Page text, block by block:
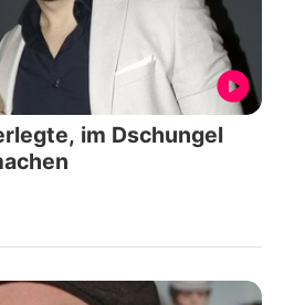
im Dschungel